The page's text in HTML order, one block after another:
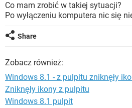
WINDOWS 10
SPOTIFY
INSTAGRAM
WINDOWS 10
Co mam zrobić w takiej sytuacji?
Po wyłączeniu komputera nic się
Share
Zobacz również:
Windows 8.1 - z pulpitu zniknęły
Zniknęły ikony z pulpitu
Windows 8.1 pulpit